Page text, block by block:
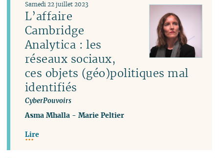
L’affaire
Cambridge
Analytica : les
réseaux sociaux,
ces objets (géo)politiques mal
identifiés
CyberPouvoirs
Samedi 22 juillet 2023
Asma Mhalla -Marie Peltier
Lire